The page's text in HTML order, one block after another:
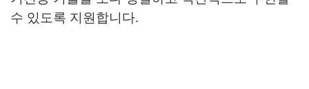
수 있도록 지원합니다.